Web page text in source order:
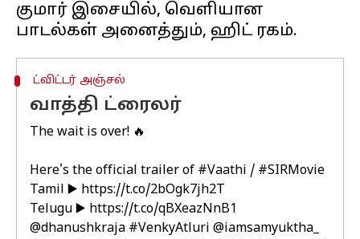
குமார் இசையில், வெளியான
ட்விட்டர் அஞ்சல்
வாத்தி ட்ரைலர்
The wait is over! 🔥
Here's the official trailer of #Vaathi / #SIRMovie
Tamil ▶️ https://t.co/2bOgk7jh2T
Telugu ▶️ https://t.co/qBXeazNnB1
@dhanushkraja #VenkyAtluri @iamsamyuktha_